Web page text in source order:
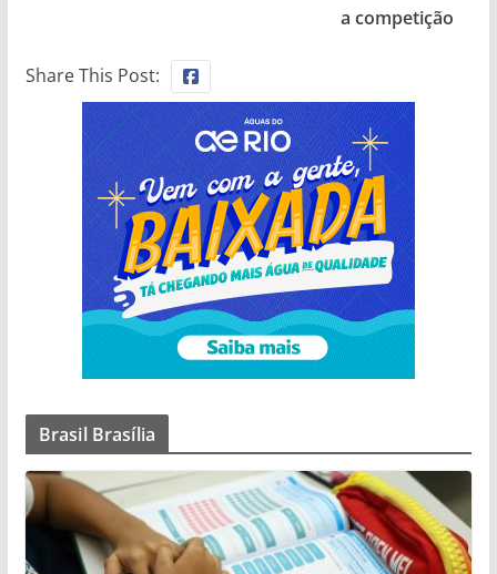
a competição
Share This Post:
Brasil Brasília